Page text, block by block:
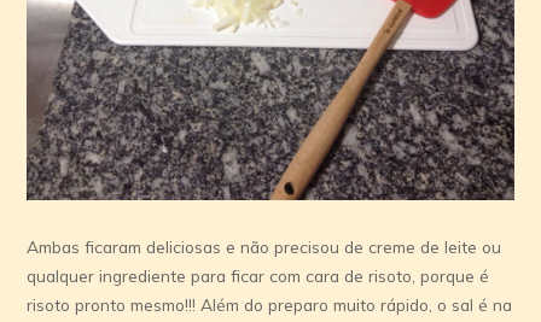
Ambas ficaram deliciosas e não precisou de creme de leite ou
qualquer ingrediente para ficar com cara de risoto, porque é
risoto pronto mesmo!!! Além do preparo muito rápido, o sal é na